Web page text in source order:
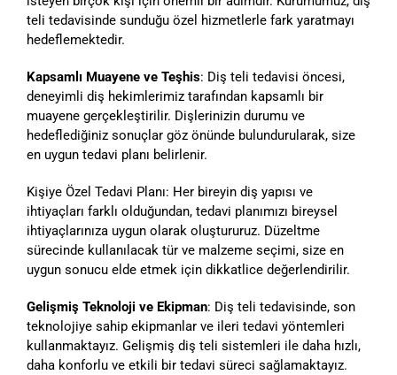
teli tedavisinde sunduğu özel hizmetlerle fark yaratmayı
hedeflemektedir.
Kapsamlı Muayene ve Teşhis: Diş teli tedavisi öncesi,
deneyimli diş hekimlerimiz tarafından kapsamlı bir
muayene gerçekleştirilir. Dişlerinizin durumu ve
hedeflediğiniz sonuçlar göz önünde bulundurularak, size
en uygun tedavi planı belirlenir.
Kişiye Özel Tedavi Planı: Her bireyin diş yapısı ve
ihtiyaçları farklı olduğundan, tedavi planımızı bireysel
ihtiyaçlarınıza uygun olarak oluştururuz. Düzeltme
sürecinde kullanılacak tür ve malzeme seçimi, size en
uygun sonucu elde etmek için dikkatlice değerlendirilir.
Gelişmiş Teknoloji ve Ekipman: Diş teli tedavisinde, son
teknolojiye sahip ekipmanlar ve ileri tedavi yöntemleri
kullanmaktayız. Gelişmiş diş teli sistemleri ile daha hızlı,
daha konforlu ve etkili bir tedavi süreci sağlamaktayız.